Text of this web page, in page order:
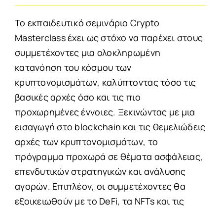
Το εκπαιδευτικό σεμινάριο Crypto
Masterclass έχει ως στόχο να παρέχει στους
συμμετέχοντες μια ολοκληρωμένη
κατανόηση του κόσμου των
κρυπτονομισμάτων, καλύπτοντας τόσο τις
βασικές αρχές όσο και τις πιο
προχωρημένες έννοιες. Ξεκινώντας με μια
εισαγωγή στο blockchain και τις θεμελιώδεις
αρχές των κρυπτονομισμάτων, το
πρόγραμμα προχωρά σε θέματα ασφάλειας,
επενδυτικών στρατηγικών και ανάλυσης
αγορών. Επιπλέον, οι συμμετέχοντες θα
εξοικειωθούν με το DeFi, τα NFTs και τις